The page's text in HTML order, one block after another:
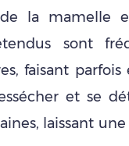
la mamelle
sont
faisant parfois
et se
laissant